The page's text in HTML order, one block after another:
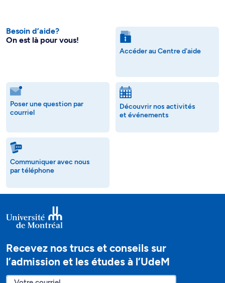
Besoin d’aide?
On est là pour vous!
Accéder au Centre d'aide
Poser une question par
courriel
Découvrir nos activités
et événements
Communiquer avec nous
par téléphone
Recevez nos trucs et conseils sur
l’admission et les études à l’UdeM